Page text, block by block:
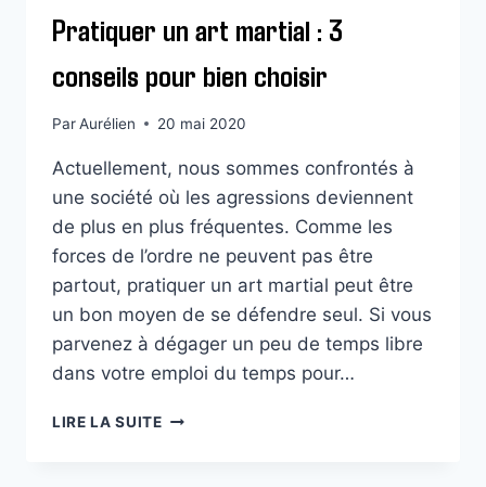
Pratiquer un art martial : 3
conseils pour bien choisir
ParAurélien 20 mai 2020
Actuellement, nous sommes confrontés à
une société où les agressions deviennent
de plus en plus fréquentes. Comme les
forces de l’ordre ne peuvent pas être
partout, pratiquer un art martial peut être
un bon moyen de se défendre seul. Si vous
parvenez à dégager un peu de temps libre
dans votre emploi du temps pour…
LIRE LA SUITEPRATIQUER